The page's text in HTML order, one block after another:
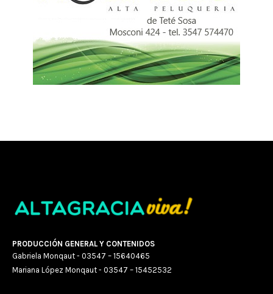
PRODUCCIÓN GENERAL Y CONTENIDOS
Gabriela Monqaut - 03547 – 15640465
Mariana López Monqaut - 03547 – 15452532